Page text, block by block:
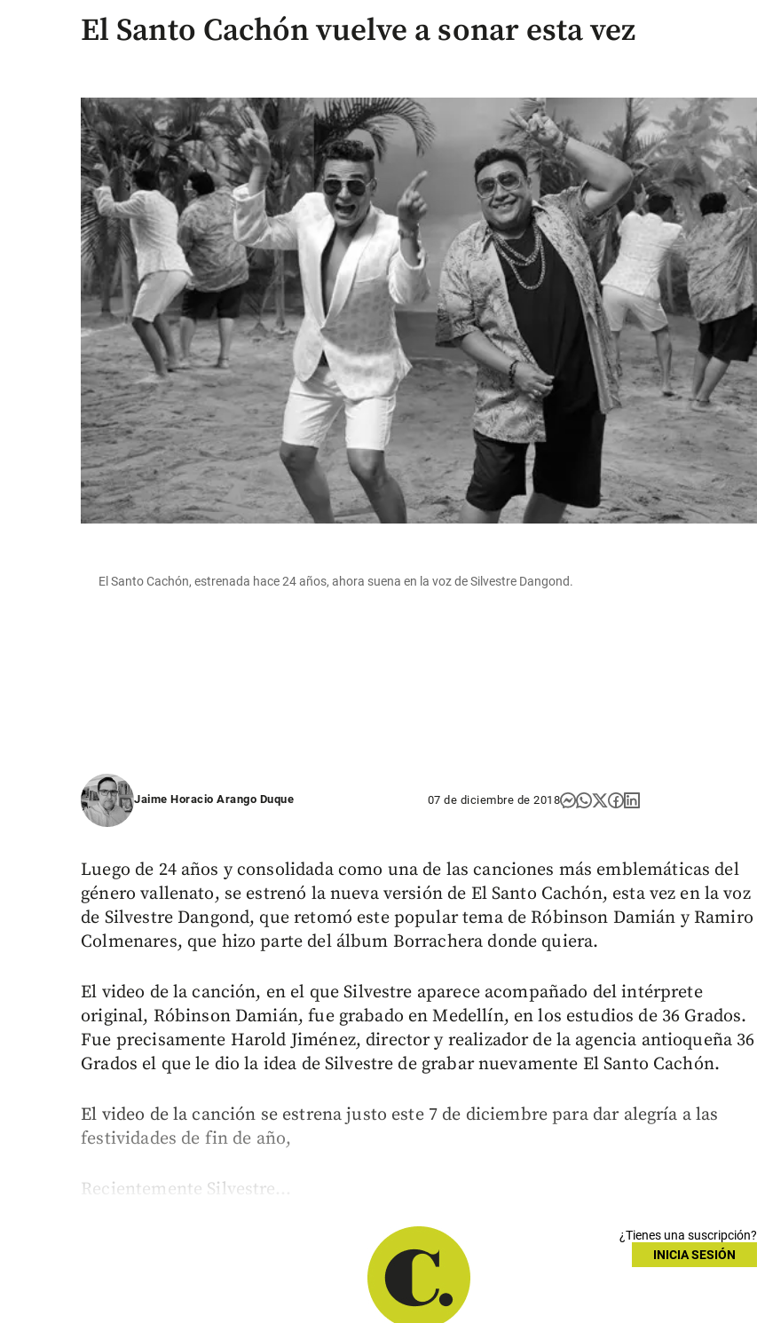
El Santo Cachón vuelve a sonar esta vez
El Santo Cachón, estrenada hace 24 años, ahora suena en la voz de Silvestre Dangond.
Jaime Horacio Arango Duque 07 de diciembre de 2018
Luego de 24 años y consolidada como una de las canciones más emblemáticas del
género vallenato, se estrenó la nueva versión de El Santo Cachón, esta vez en la voz
de Silvestre Dangond, que retomó este popular tema de Róbinson Damián y Ramiro
Colmenares, que hizo parte del álbum Borrachera donde quiera.
El video de la canción, en el que Silvestre aparece acompañado del intérprete
original, Róbinson Damián, fue grabado en Medellín, en los estudios de 36 Grados.
Fue precisamente Harold Jiménez, director y realizador de la agencia antioqueña 36
Grados el que le dio la idea de Silvestre de grabar nuevamente El Santo Cachón.
El video de la canción se estrena justo este 7 de diciembre para dar alegría a las
festividades de fin de año,
Recientemente Silvestre...
¿Tienes una suscripción?
INICIA SESIÓN